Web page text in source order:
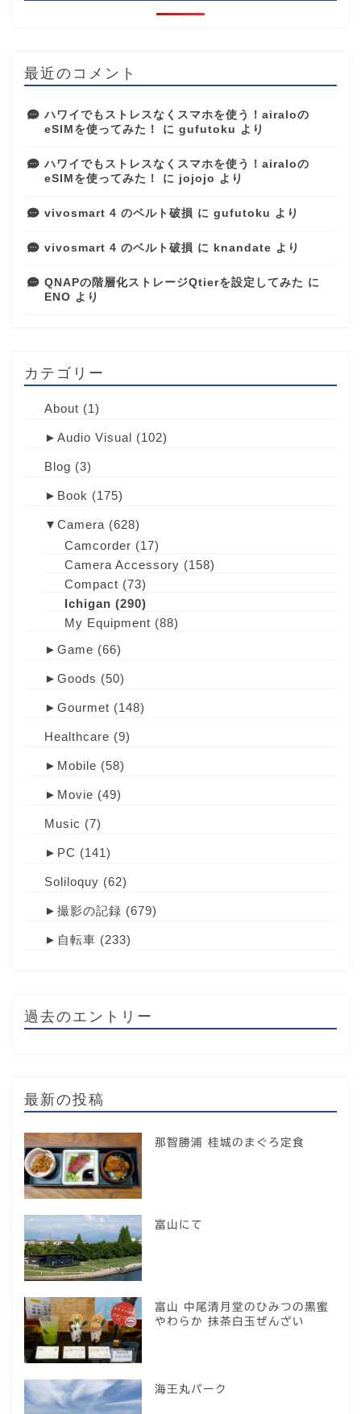
最近のコメント
ハワイでもストレスなくスマホを使う！airaloの
eSIMを使ってみた！
に gufutoku より
ハワイでもストレスなくスマホを使う！airaloの
eSIMを使ってみた！
に jojojo より
vivosmart 4 のベルト破損 に gufutoku より
vivosmart 4 のベルト破損 に knandate より
QNAPの階層化ストレージQtierを設定してみた に
ENO より
カテゴリー
About (1)
► Audio Visual (102)
Blog (3)
► Book (175)
▼ Camera (628)
Camcorder (17)
Camera Accessory (158)
Compact (73)
Ichigan (290)
My Equipment (88)
► Game (66)
► Goods (50)
► Gourmet (148)
Healthcare (9)
► Mobile (58)
► Movie (49)
Music (7)
► PC (141)
Soliloquy (62)
► 撮影の記録 (679)
► 自転車 (233)
過去のエントリー
最新の投稿
那智勝浦 桂城のまぐろ定食
富山にて
富山 中尾清月堂のひみつの黒蜜
やわらか 抹茶白玉ぜんざい
海王丸パーク